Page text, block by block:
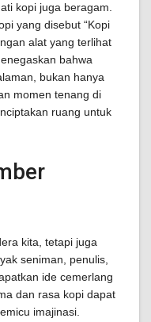
kopi juga beragam.
yang disebut “Kopi
alat yang terlihat
bahwa
bukan hanya
momen tenang di
ruang untuk
kita, tetapi juga
seniman, penulis,
ide cemerlang
dan rasa kopi dapat
imajinasi.